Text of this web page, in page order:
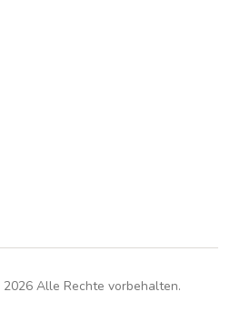
2026Alle Rechte vorbehalten.